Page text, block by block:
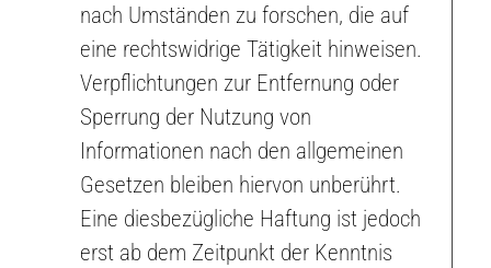
nach Umständen zu forschen, die auf
eine rechtswidrige Tätigkeit hinweisen.
Verpflichtungen zur Entfernung oder
Sperrung der Nutzung von
Informationen nach den allgemeinen
Gesetzen bleiben hiervon unberührt.
Eine diesbezügliche Haftung ist jedoch
erst ab dem Zeitpunkt der Kenntnis